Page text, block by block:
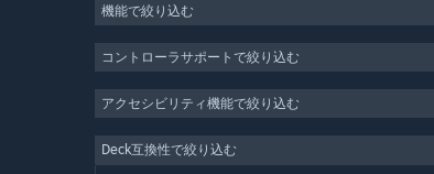
カジュアル
シミュレーション
動画制作
機能で絞り込む
コントローラサポートで絞り込む
アクセシビリティ機能で絞り込む
Deck互換性で絞り込む